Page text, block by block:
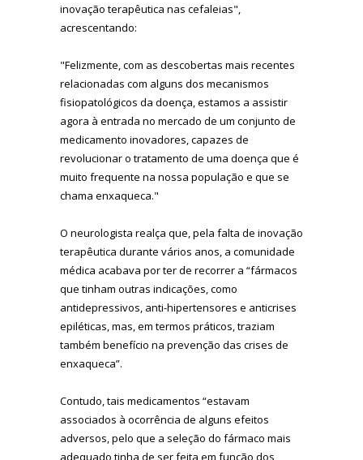
inovação terapêutica nas cefaleias",
acrescentando:
"Felizmente, com as descobertas mais recentes
relacionadas com alguns dos mecanismos
fisiopatológicos da doença, estamos a assistir
agora à entrada no mercado de um conjunto de
medicamento inovadores, capazes de
revolucionar o tratamento de uma doença que é
muito frequente na nossa população e que se
chama enxaqueca."
O neurologista realça que, pela falta de inovação
terapêutica durante vários anos, a comunidade
médica acabava por ter de recorrer a “fármacos
que tinham outras indicações, como
antidepressivos, anti-hipertensores e anticrises
epiléticas, mas, em termos práticos, traziam
também benefício na prevenção das crises de
enxaqueca”.
Contudo, tais medicamentos “estavam
associados à ocorrência de alguns efeitos
adversos, pelo que a seleção do fármaco mais
adequado tinha de ser feita em função dos